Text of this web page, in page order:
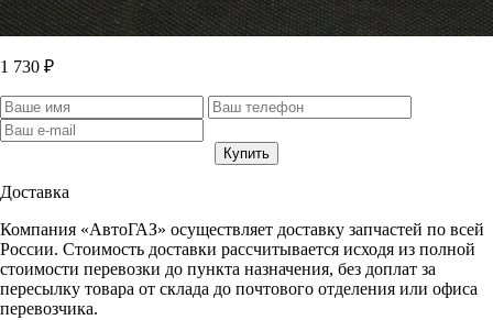
1 730 ₽
Доставка
Компания «АвтоГАЗ» осуществляет доставку запчастей по всей
России. Стоимость доставки рассчитывается исходя из полной
стоимости перевозки до пункта назначения, без доплат за
пересылку товара от склада до почтового отделения или офиса
перевозчика.